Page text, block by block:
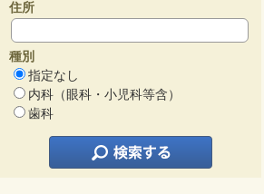
住所
種別
指定なし
内科（眼科・小児科等含）
歯科